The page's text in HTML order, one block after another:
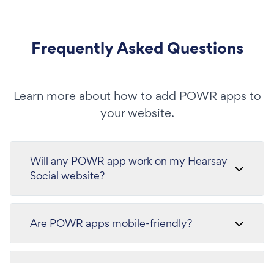
Frequently Asked Questions
Learn more about how to add POWR apps to
your website.
Will any POWR app work on my Hearsay
Social website?
Are POWR apps mobile-friendly?